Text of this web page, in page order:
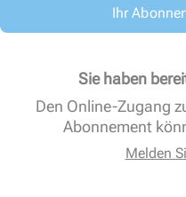
Ihr
Sie haben
Den Online-Zugang
Abonnement
Melden